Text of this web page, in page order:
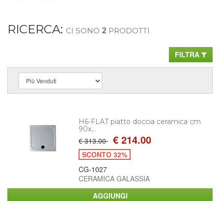
RICERCA: CI SONO 2 PRODOTTI
FILTRA
H6-FLAT piatto doccia ceramica cm
90x...
€ 313.00 € 214.00
SCONTO 32%
CG-1027
CERAMICA GALASSIA